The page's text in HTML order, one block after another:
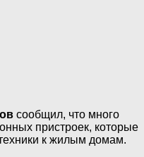
сообщил, что много
пристроек, которые
к жилым домам.